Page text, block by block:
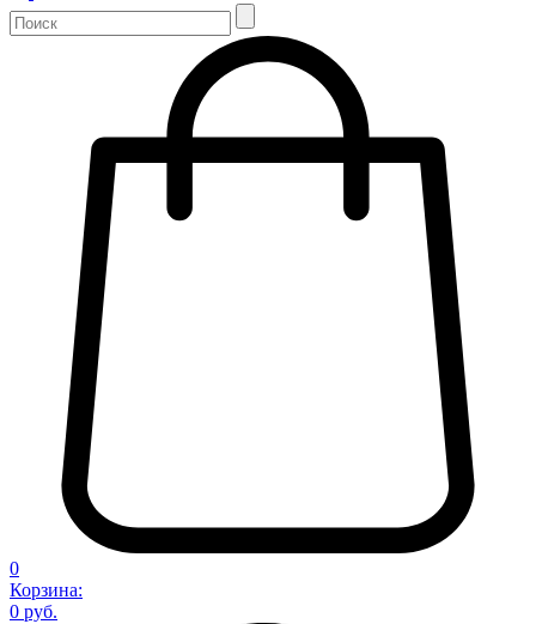
0
Корзина:
0 руб.